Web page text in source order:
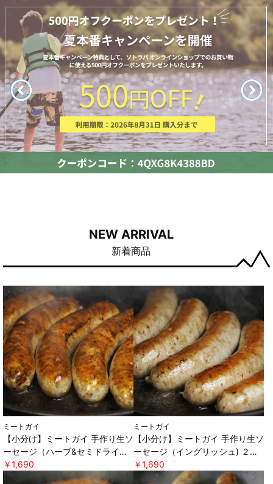
NEW ARRIVAL
新着商品
ミートガイ
【小分け】ミートガイ 手作り生ソ
ーセージ（ハーブ&セミドライト
マト) ２本パック×２セット ＊軽
減税率対象 [ミートガイ]
￥1,690
ミートガイ
【小分け】ミートガイ 手作り生ソ
ーセージ（イングリッシュ) ２本
パック×２セット ＊軽減税率対
象 [ミートガイ]
￥1,690